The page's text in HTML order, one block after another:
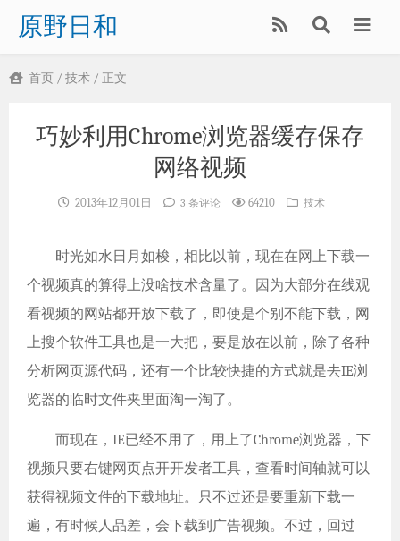
原野日和
首页 / 技术 / 正文
巧妙利用Chrome浏览器缓存保存
网络视频
2013年12月01日 3 条评论 64210 技术
时光如水日月如梭，相比以前，现在在网上下载一
个视频真的算得上没啥技术含量了。因为大部分在线观
看视频的网站都开放下载了，即使是个别不能下载，网
上搜个软件工具也是一大把，要是放在以前，除了各种
分析网页源代码，还有一个比较快捷的方式就是去IE浏
览器的临时文件夹里面淘一淘了。
而现在，IE已经不用了，用上了Chrome浏览器，下
视频只要右键网页点开开发者工具，查看时间轴就可以
获得视频文件的下载地址。只不过还是要重新下载一
遍，有时候人品差，会下载到广告视频。不过，回过